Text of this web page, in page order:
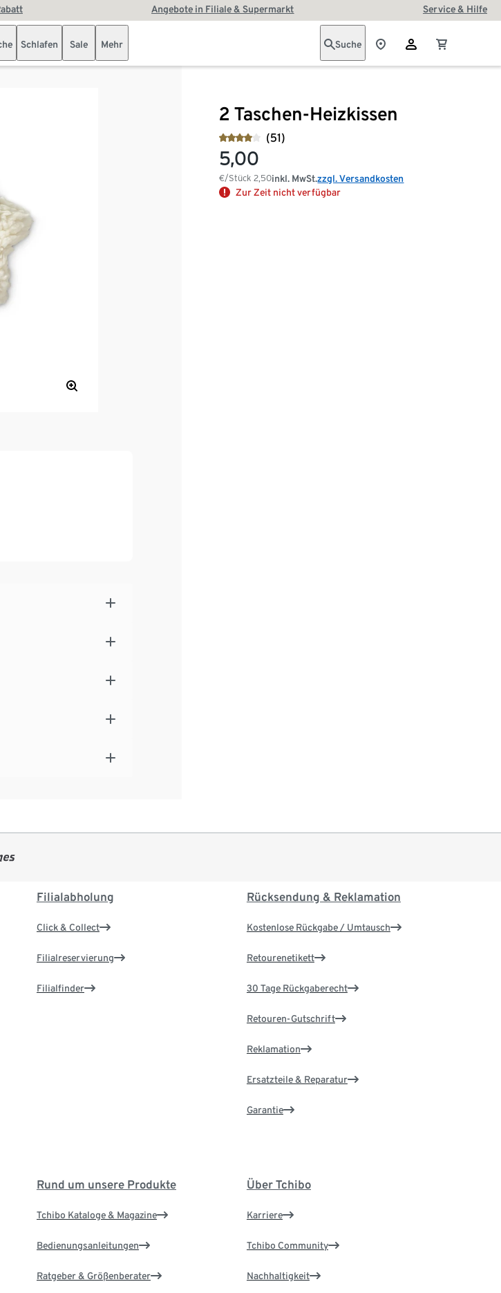
Angebote in Filiale & Supermarkt Service & Hilfe
Schlafen Sale Mehr Suche
2 Taschen-Heizkissen
(51)
5,00
€/Stück2,50inkl. MwSt.zzgl. Versandkosten
Zur Zeit nicht verfügbar
Filialabholung
Click & Collect
Filialreservierung
Filialfinder
Rücksendung & Reklamation
Kostenlose Rückgabe / Umtausch
Retourenetikett
30 Tage Rückgaberecht
Retouren-Gutschrift
Reklamation
Ersatzteile & Reparatur
Garantie
Rund um unsere Produkte
Tchibo Kataloge & Magazine
Bedienungsanleitungen
Ratgeber & Größenberater
Über Tchibo
Karriere
Tchibo Community
Nachhaltigkeit